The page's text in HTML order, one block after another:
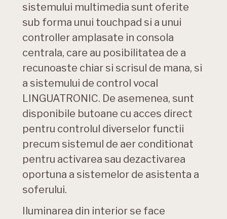
sistemului multimedia sunt oferite
sub forma unui touchpad si a unui
controller amplasate in consola
centrala, care au posibilitatea de a
recunoaste chiar si scrisul de mana, si
a sistemului de control vocal
LINGUATRONIC. De asemenea, sunt
disponibile butoane cu acces direct
pentru controlul diverselor functii
precum sistemul de aer conditionat
pentru activarea sau dezactivarea
oportuna a sistemelor de asistenta a
soferului.
Iluminarea din interior se face